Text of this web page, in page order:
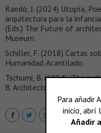
Raedó, J. (2024) Utopía,
arquitectura para la
(Eds.) The Future of
Museum.
Schiller, F. (2018) Cartas
Humanidad. Acantilado.
Tschumi, B. (1994) “The
B. Architecture and